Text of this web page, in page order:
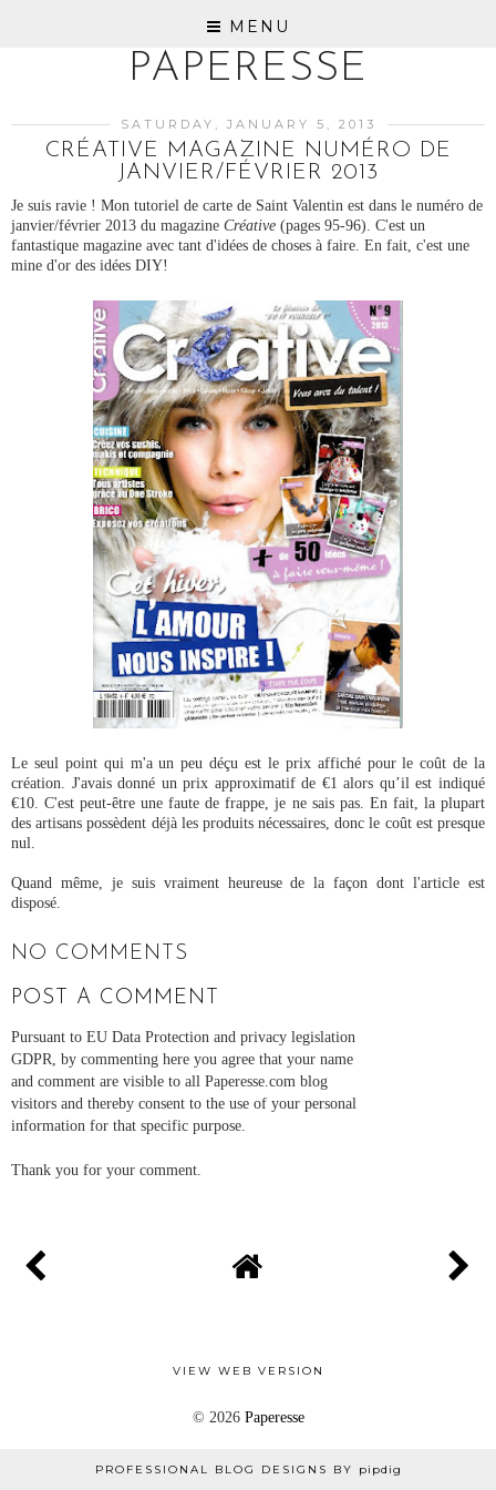
MENU
PAPERESSE
SATURDAY, JANUARY 5, 2013
CRÉATIVE MAGAZINE NUMÉRO DE
JANVIER/FÉVRIER 2013
Je suis ravie ! Mon tutoriel de carte de Saint Valentin est dans le numéro de
janvier/février 2013 du magazine Créative (pages 95-96). C'est un
fantastique magazine avec tant d'idées de choses à faire. En fait, c'est une
mine d'or des idées DIY!
Le seul point qui m'a un peu déçu est le prix affiché pour le coût de la
création. J'avais donné un prix approximatif de €1 alors qu’il est indiqué
€10. C'est peut-être une faute de frappe, je ne sais pas. En fait, la plupart
des artisans possèdent déjà les produits nécessaires, donc le coût est presque
nul.
Quand même, je suis vraiment heureuse de la façon dont l'article est
disposé.
NO COMMENTS
POST A COMMENT
Pursuant to EU Data Protection and privacy legislation
GDPR, by commenting here you agree that your name
and comment are visible to all Paperesse.com blog
visitors and thereby consent to the use of your personal
information for that specific purpose.
Thank you for your comment.
VIEW WEB VERSION
© 2026 Paperesse
PROFESSIONAL BLOG DESIGNS BY pipdig